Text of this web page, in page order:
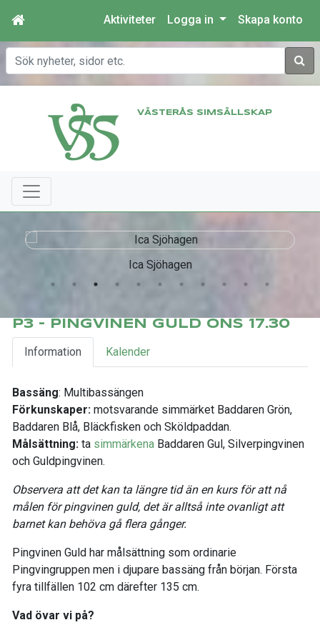
Aktiviteter Logga in Skapa konto
Sök
VÄSTERÅS SIMSÄLLSKAP
Ica Sjöhagen
P3 - PINGVINEN GULD ONS 17.30
Information Kalender
Bassäng: Multibassängen
Förkunskaper: motsvarande simmärket Baddaren Grön,
Baddaren Blå, Bläckfisken och Sköldpaddan.
Målsättning: ta simmärkena Baddaren Gul, Silverpingvinen
och Guldpingvinen.
Observera att det kan ta längre tid än en kurs för att nå
målen för pingvinen guld, det är alltså inte ovanligt att
barnet kan behöva gå flera gånger.
Pingvinen Guld har målsättning som ordinarie
Pingvingruppen men i djupare bassäng från början. Första
fyra tillfällen 102 cm därefter 135 cm.
Vad övar vi på?